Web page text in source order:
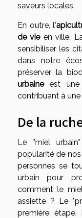
saveurs locales.
En outre, l'
de vieen ville.
sensibiliser les
dans notre
préserver la
urbaineest une
contribuant à
De la
Le "miel
popularité de
personnes se
urbain pour
comment le
assiette ? Le
première étape.